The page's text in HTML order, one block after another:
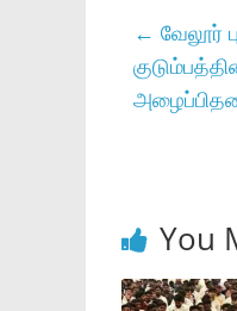
← வேலூர்‌
You